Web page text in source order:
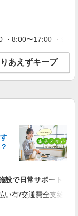
払い有/週払い有/交
細を見る
♪日勤のみ！残業
払い有/週払い有/交
・8:00〜17:00 ・
あえずキープ
で日常サポート！
有/交通費全支給(ガ